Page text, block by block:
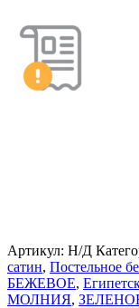
Артикул: Н/Д
сатин, Постельное
БЕЖЕВОЕ,
МОЛНИЯ,